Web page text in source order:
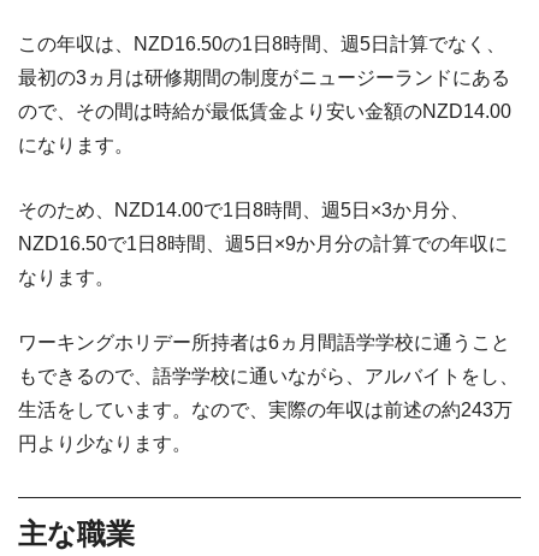
この年収は、NZD16.50の1日8時間、週5日計算でなく、
最初の3ヵ月は研修期間の制度がニュージーランドにある
ので、その間は時給が最低賃金より安い金額のNZD14.00
になります。
そのため、NZD14.00で1日8時間、週5日×3か月分、
NZD16.50で1日8時間、週5日×9か月分の計算での年収に
なります。
ワーキングホリデー所持者は6ヵ月間語学学校に通うこと
もできるので、語学学校に通いながら、アルバイトをし、
生活をしています。なので、実際の年収は前述の約243万
円より少なります。
主な職業